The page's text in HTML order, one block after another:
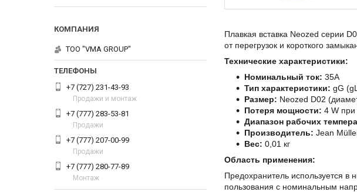
Плавкая вставка Neozed серии
от перегрузок и короткого
Технические характеристики:
Номинальный ток: 35A
Тип характеристики: gG
Размер: Neozed D02
Потеря мощности: 4 W
Диапазон рабочих
Производитель: Jean
Вес: 0,01 кг
Область применения:
Предохранитель используется
пользования с номинальным
ТОО "VMA GROUP"
+7 (727) 231-43-93
Продажи и монтаж
+7 (777) 283-53-81
Продажи
+7 (777) 207-00-99
Продажи
+7 (777) 280-77-89
Монтаж